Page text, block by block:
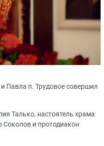
Павла п. Трудовое совершил
Талько, настоятель храма
Соколов и протодиакон